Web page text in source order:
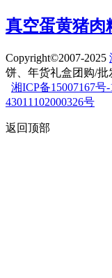
真空蛋黄猪肉
Copyright©2007-2025
饼、年货礼盒团购/批
湘ICP备15007167号-
43011102000326号
返回顶部